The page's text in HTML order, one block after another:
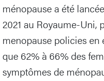
ménopause a été
2021 au Royaume-Uni,
menopause policies en
que 62% à 66% des
symptômes de